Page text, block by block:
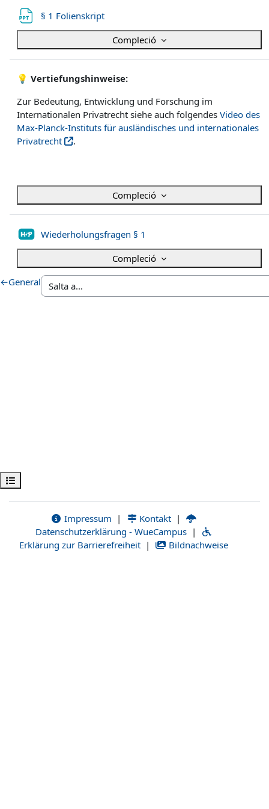
Obre l'índex del curs
§ 1 Folienskript
Compleció
Compleció
💡 Vertiefungshinweise:
Zur Bedeutung, Entwicklung und Forschung im
Internationalen Privatrecht siehe auch folgendes Video des
Max-Planck-Instituts für ausländisches und internationales
Privatrecht
.
Wiederholungsfragen § 1
Compleció
←General
Impressum | Kontakt |
Datenschutzerklärung - WueCampus |
Erklärung zur Barrierefreiheit | Bildnachweise